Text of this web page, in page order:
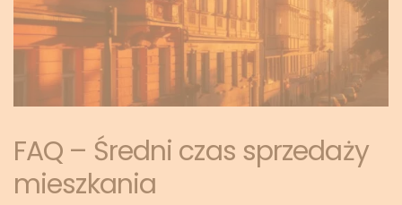
FAQ – Średni czas sprzedaży
mieszkania